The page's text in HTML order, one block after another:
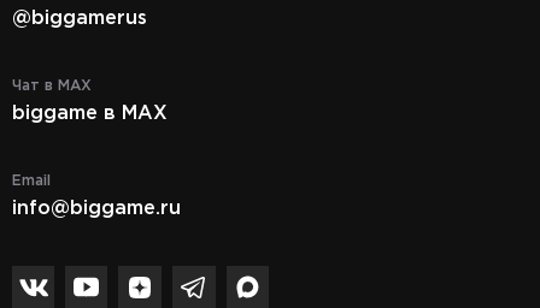
@biggamerus
Чат в MAX
biggame в MAX
Email
info@biggame.ru